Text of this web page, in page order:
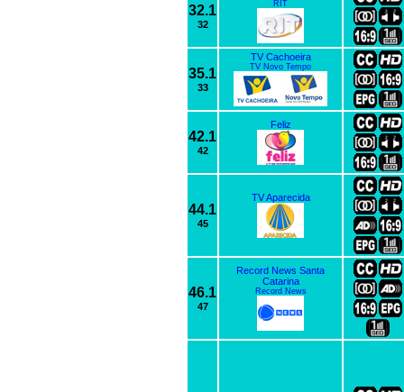
32.1
32
RIT
35.1
33
TV Cachoeira
TV Novo Tempo
42.1
42
Feliz
44.1
45
TV Aparecida
46.1
47
Record News Santa
Catarina
Record News